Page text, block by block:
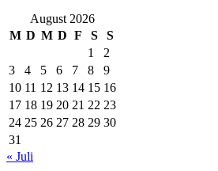
August 2026
M D M D F S
S
1
2
3
4 5 6 7 8
9
10 11 12 13 14 15 16
17 18 19 20 21 22 23
24 25 26 27 28 29 30
31
« Juli